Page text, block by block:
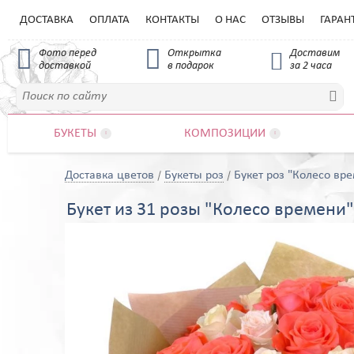

ДОСТАВКА ОПЛАТА КОНТАКТЫ О НАС ОТЗЫВЫ
 Фото перед
доставкой

Открытка
в подарок

Доставим
за 2 часа
БУКЕТЫ КОМПОЗИЦИИ
Доставка цветов Букеты роз Букет роз "Колесо
Букет из 31 розы "Колесо времени"